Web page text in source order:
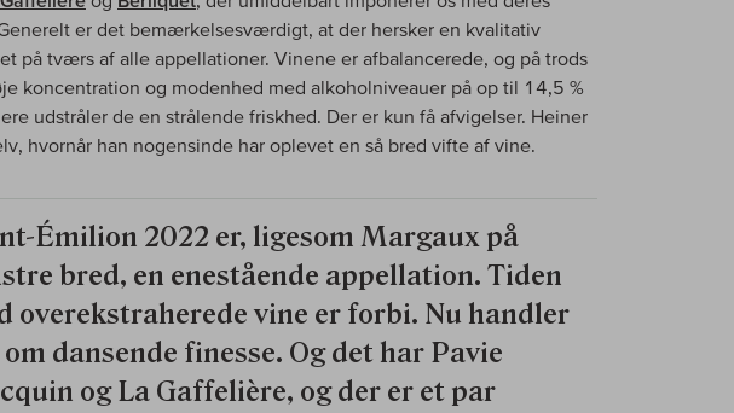
er det bemærkelsesværdigt, at der hersker en kvalitativ
på tværs af alle appellationer. Vinene er afbalancerede, og på trods
koncentration og modenhed med alkoholniveauer på op til 14,5 %
udstråler de en strålende friskhed. Der er kun få afvigelser. Heiner
hvornår han nogensinde har oplevet en så bred vifte af vine.
Émilion 2022 er, ligesom Margaux på
bred, en enestående appellation. Tiden
overekstraherede vine er forbi. Nu handler
dansende finesse. Og det har Pavie
og La Gaffelière, og der er et par